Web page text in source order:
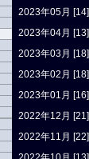
2023年05月 [14]
2023年04月 [13]
2023年03月 [18]
2023年02月 [18]
2023年01月 [16]
2022年12月 [21]
2022年11月 [22]